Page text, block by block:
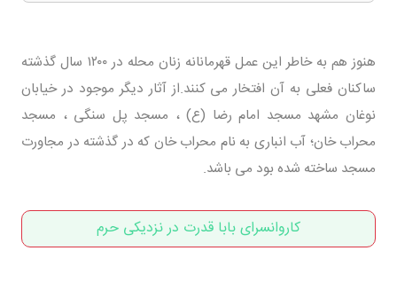
هنوز هم به خاطر این عمل قهرمانانه زنان محله در ۱۲۰۰ سال گذشته
ساکنان فعلی به آن افتخار می کنند.از آثار دیگر موجود در خیابان
نوغان مشهد مسجد امام رضا (ع) ، مسجد پل سنگی ، مسجد
محراب خان؛ آب انباری به نام محراب خان که در گذشته در مجاورت
مسجد ساخته شده بود می باشد.
کاروانسرای بابا قدرت در نزدیکی حرم